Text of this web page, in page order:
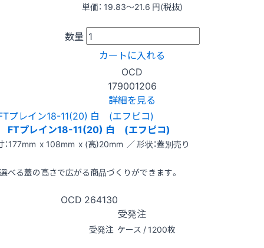
単価： 19.83〜21.6 円(税抜)
数量
カートに入れる
OCD
179001206
詳細を見る
FTプレイン18-11(20) 白 (エフピコ)
：177mm x 108mm x (高)20mm ／ 形状：蓋別売り
べる蓋の高さで広がる商品づくりができます。
OCD 264130
受発注
受発注 ケース / 1200枚